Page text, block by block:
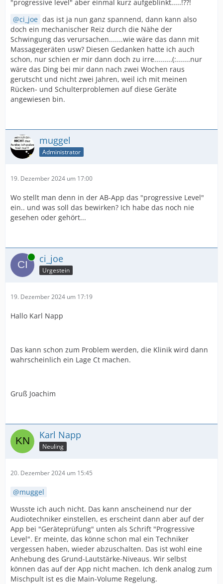
"progressive level" aber einmal kurz aufgeblinkt.....!??!
ci_joe das ist ja nun ganz spannend, dann kann also
doch ein mechanischer Reiz durch die Nähe der
Schwingung das verursachen.......wie wäre das dann mit
Massagegeräten usw? Diesen Gedanken hatte ich auch
schon, nur schien er mir dann doch zu irre.........(:.......nur
wäre das Ding bei mir dann nach zwei Wochen raus
gerutscht und nicht zwei Jahren, weil ich mit meinen
Rücken- und Schulterproblemen auf diese Geräte
angewiesen bin.
muggel
Administrator
19. Dezember 2024 um 17:00
Wo stellt man denn in der AB-App das "progressive Level"
ein.. und was soll das bewirken? Ich habe das noch nie
gesehen oder gehört...
Online ci_joe
Urgestein
19. Dezember 2024 um 17:19
Hallo Karl Napp
Das kann schon zum Problem werden, die Klinik wird dann
wahrscheinlich ein Lage Ct machen.
Gruß Joachim
Karl Napp
Neuling
20. Dezember 2024 um 15:45
muggel
Wusste ich auch nicht. Das kann anscheinend nur der
Audiotechniker einstellen, es erscheint dann aber auf der
App bei "Geräteprüfung" unten als Schrift "Progressive
Level". Er meinte, das könne schon mal ein Techniker
vergessen haben, wieder abzuschalten. Das ist wohl eine
Anhebung des Grund-Lautstärke-Niveaus. Wir selbst
können das auf der App nicht machen. Ich denk analog zum
Mischpult ist es die Main-Volume Regelung.